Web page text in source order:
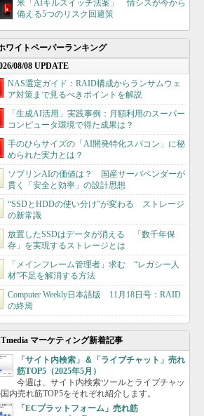
米「AIキルスイッチ法案」 情シスが今から
備える5つのリスク回避策
ワイトペーパーランキング
08/08 UPDATE
NAS選定ガイド：RAID構成からランサムウェ
ア対策まで見るべきポイントを解説
「生成AI活用」実践事例：月額利用のスーパー
コンピュータ環境で得た成果は？
手のひらサイズの「AI開発特化スパコン」に秘
められた実力とは？
ソブリンAIの価値は？ 国産サーバベンダーが
貫く「安全と効率」の設計思想
“SSDとHDDの使い分け”が変わる ストレージ
の新常識
放置したSSDはデータが消える 「数千年保
存」を実現するストレージとは
「メインフレーム管理者」求む “レガシー人
材”不足を解消する方法
Computer Weekly日本語版 11月18日号：RAID
の終焉
マーケティング新着記事
「サイト内検索」＆「ライブチャット」売れ
筋TOP5（2025年5月）
今週は、サイト内検索ツールとライブチャッ
内売れ筋TOP5をそれぞれ紹介します。
「ECプラットフォーム」売れ筋